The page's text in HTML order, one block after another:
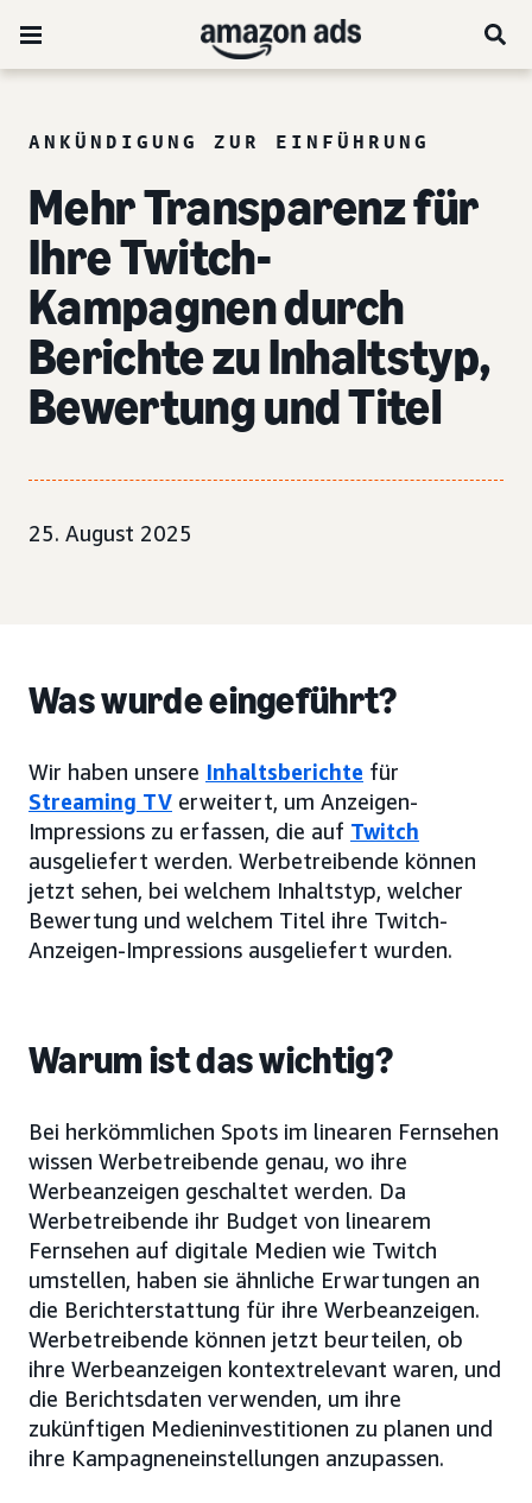
ANKÜNDIGUNG ZUR EINFÜHRUNG
Mehr Transparenz für
Ihre Twitch-
Kampagnen durch
Berichte zu Inhaltstyp,
Bewertung und Titel
25. August 2025
Was wurde eingeführt?
Wir haben unsere Inhaltsberichte für
Streaming TV erweitert, um Anzeigen-
Impressions zu erfassen, die auf Twitch
ausgeliefert werden. Werbetreibende können
jetzt sehen, bei welchem Inhaltstyp, welcher
Bewertung und welchem Titel ihre Twitch-
Anzeigen-Impressions ausgeliefert wurden.
Warum ist das wichtig?
Bei herkömmlichen Spots im linearen Fernsehen
wissen Werbetreibende genau, wo ihre
Werbeanzeigen geschaltet werden. Da
Werbetreibende ihr Budget von linearem
Fernsehen auf digitale Medien wie Twitch
umstellen, haben sie ähnliche Erwartungen an
die Berichterstattung für ihre Werbeanzeigen.
Werbetreibende können jetzt beurteilen, ob
ihre Werbeanzeigen kontextrelevant waren, und
die Berichtsdaten verwenden, um ihre
zukünftigen Medieninvestitionen zu planen und
ihre Kampagneneinstellungen anzupassen.